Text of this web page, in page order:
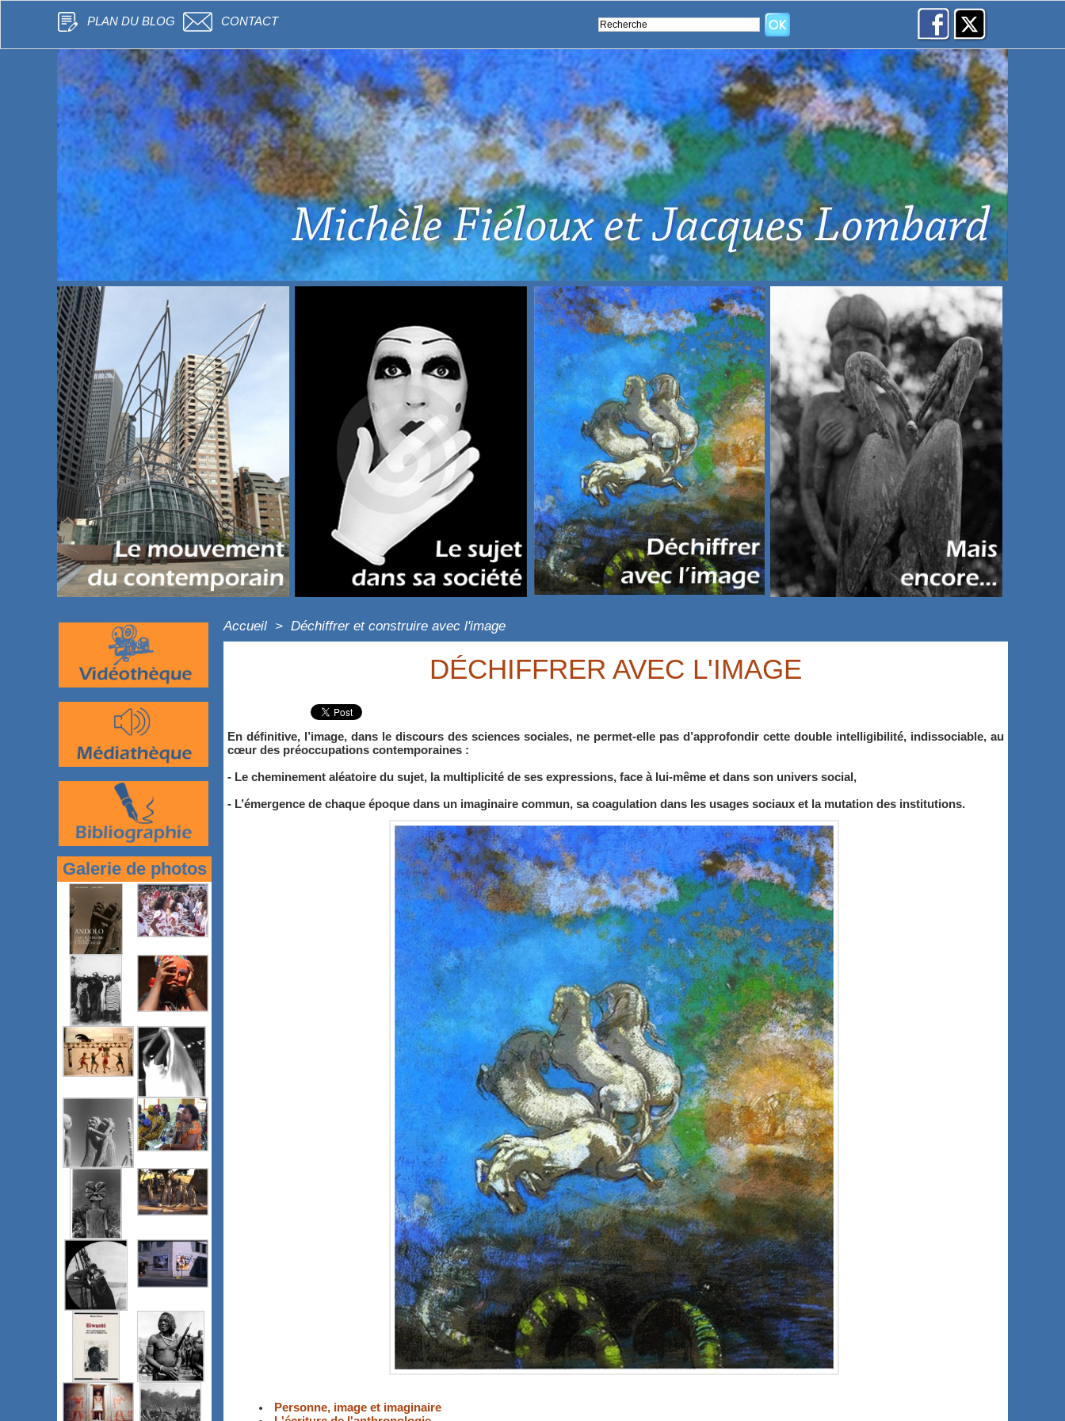
PLAN DU BLOG CONTACT
Galerie de photos
Accueil > Déchiffrer et construire avec l'image
DÉCHIFFRER AVEC L'IMAGE
En définitive, l’image, dans le discours des sciences sociales, ne permet-elle pas d’approfondir cette double intelligibilité, indissociable, au
cœur des préoccupations contemporaines :
- Le cheminement aléatoire du sujet, la multiplicité de ses expressions, face à lui-même et dans son univers social,
- L’émergence de chaque époque dans un imaginaire commun, sa coagulation dans les usages sociaux et la mutation des institutions.
Personne, image et imaginaire